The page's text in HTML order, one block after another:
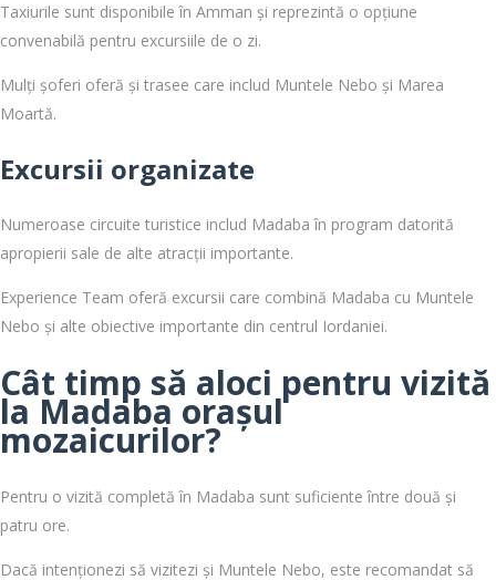
Taxiurile sunt disponibile în Amman și reprezintă o opțiune
convenabilă pentru excursiile de o zi.
Mulți șoferi oferă și trasee care includ Muntele Nebo și Marea
Moartă.
Excursii organizate
Numeroase circuite turistice includ Madaba în program datorită
apropierii sale de alte atracții importante.
Experience Team oferă excursii care combină Madaba cu Muntele
Nebo și alte obiective importante din centrul Iordaniei.
Cât timp să aloci pentru vizită
la Madaba orașul
mozaicurilor?
Pentru o vizită completă în Madaba sunt suficiente între două și
patru ore.
Dacă intenționezi să vizitezi și Muntele Nebo, este recomandat să